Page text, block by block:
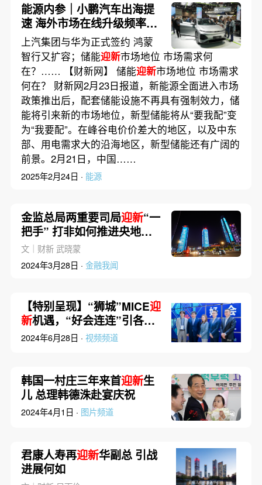
能源内参｜小鹏汽车出海提
速 海外市场在线升级频率还
要继续提高；2025年中央一
号文件发布
上汽集团与华为正式签约 鸿蒙
智行又扩容；储能迎新市场地位 市场需求何
在？…… 【财新网】 储能迎新市场地位 市场需求
何在？ 财新网2月23日报道，新能源全面进入市场
政策推出后，配套储能设施不再具有强制效力，储
能将引来新的市场地位，新型储能将从“要我配”变
为“我要配”。在峰谷电价价差大的地区，以及中东
部、用电需求大的沿海地区，新型储能还有广阔的
前景。2月21日，中国……
2025年2月24日 · 能源
金监总局两重要司局迎新“一
把手” 打非如何推进央地协
同
文｜财新 武晓蒙
2024年3月28日 · 金融我闻
【特别呈现】“狮城”MICE迎
新机遇，“好会连连”引各方
来客
2024年6月28日 · 视频频道
韩国一村庄三年来首迎新生
儿 总理韩德洙赴宴庆祝
2024年4月1日 · 图片频道
君康人寿再迎新华副总 引战
进展何如